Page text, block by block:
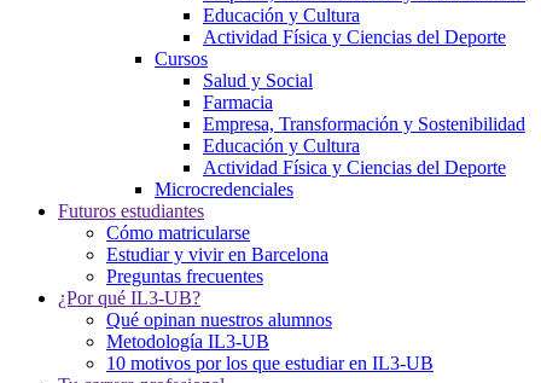
Educación y Cultura
Actividad Física y Ciencias del Deporte
Cursos
Salud y Social
Farmacia
Empresa, Transformación y Sostenibilidad
Educación y Cultura
Actividad Física y Ciencias del Deporte
Microcredenciales
Futuros estudiantes
Cómo matricularse
Estudiar y vivir en Barcelona
Preguntas frecuentes
¿Por qué IL3-UB?
Qué opinan nuestros alumnos
Metodología IL3-UB
10 motivos por los que estudiar en IL3-UB